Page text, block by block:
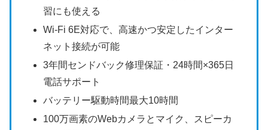
習にも使える
Wi-Fi 6E対応で、高速かつ安定したインター
ネット接続が可能
3年間センドバック修理保証・24時間×365日
電話サポート
バッテリー駆動時間最大10時間
100万画素のWebカメラとマイク、スピーカ